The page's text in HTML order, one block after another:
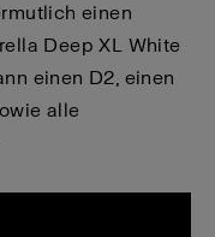
einen
Deep XL White
einen D2, einen
alle